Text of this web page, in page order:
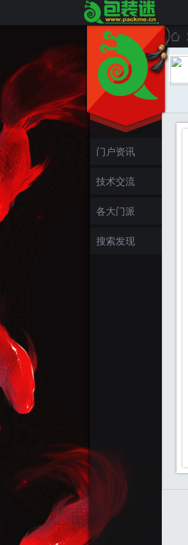
门户资讯
技术交流
各大门派
搜索发现
包 ›